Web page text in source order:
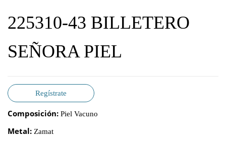
225310-43 BILLETERO
SEÑORA PIEL
Regístrate
Composición: Piel Vacuno
Metal: Zamat